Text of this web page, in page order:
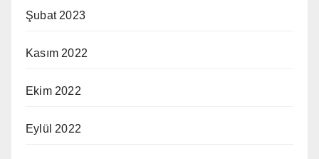
Şubat 2023
Kasım 2022
Ekim 2022
Eylül 2022